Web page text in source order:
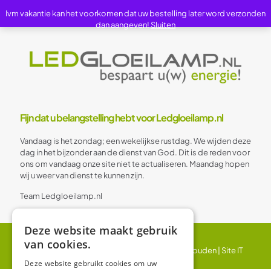
Fijn dat u belangstelling hebt voor Ledgloeilamp.nl
Vandaag is het zondag; een wekelijkse rustdag. We wijden deze
dag in het bijzonder aan de dienst van God. Dit is de reden voor
ons om vandaag onze site niet te actualiseren. Maandag hopen
wij u weer van dienst te kunnen zijn.
Team Ledgloeilamp.nl
© 2024 Ledgloeilamp | Alle rechten voorbehouden | Site IT
BV
Ivm vakantie kan het voorkomen dat uw bestelling later word verzonden
dan aangeven! Sluiten
Deze website maakt gebruik
van cookies.
Deze website gebruikt cookies om uw